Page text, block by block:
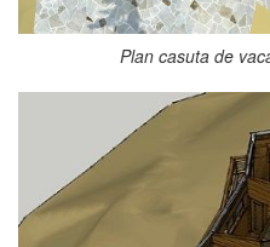
Plan casuta de